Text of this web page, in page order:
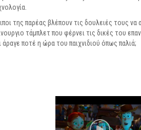
της παρέας βλέπουν τις δουλειές τους να
τάμπλετ που φέρνει τις δικές του
ποτέ η ώρα του παιχνιδιού όπως παλιά;